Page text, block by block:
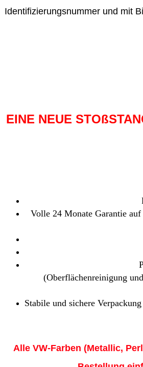
Identifizierungsnummer und mit
EINE NEUE
Volle 24 Monate Garantie
(Oberflächenreinigung
Stabile und sichere
Alle VW-Farben (Metallic,